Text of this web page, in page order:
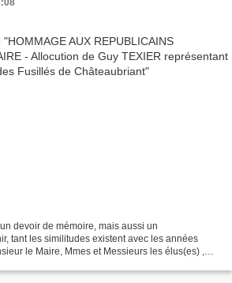
devoir de mémoire, mais aussi un
tant les similitudes existent avec les années
le Maire, Mmes et Messieurs les élus(es) ,